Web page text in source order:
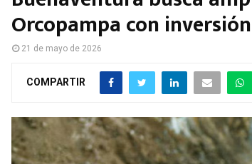
Orcopampa con
21 de mayo de 2026
COMPARTIR